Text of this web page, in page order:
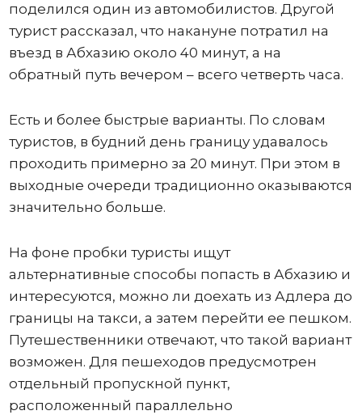
поделился один из автомобилистов. Другой
турист рассказал, что накануне потратил на
въезд в Абхазию около 40 минут, а на
обратный путь вечером – всего четверть часа.
Есть и более быстрые варианты. По словам
туристов, в будний день границу удавалось
проходить примерно за 20 минут. При этом в
выходные очереди традиционно оказываются
значительно больше.
На фоне пробки туристы ищут
альтернативные способы попасть в Абхазию и
интересуются, можно ли доехать из Адлера до
границы на такси, а затем перейти ее пешком.
Путешественники отвечают, что такой вариант
возможен. Для пешеходов предусмотрен
отдельный пропускной пункт,
расположенный параллельно